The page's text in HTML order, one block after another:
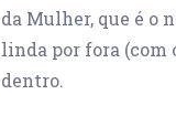
da Mulher, que é o
linda por fora (com
dentro.